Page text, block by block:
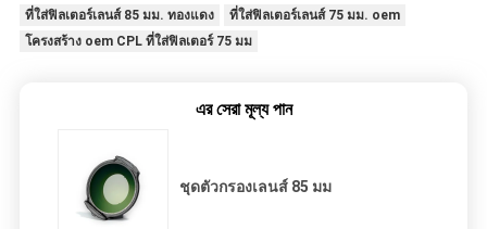
ที่ใส่ฟิลเตอร์เลนส์ 85 มม. ทองแดง
ที่ใส่ฟิลเตอร์เลนส์ 75 มม. oem
โครงสร้าง oem CPL ที่ใส่ฟิลเตอร์ 75 มม
এর সেরা মূল্য পান
ชุดตัวกรองเลนส์ 85 มม